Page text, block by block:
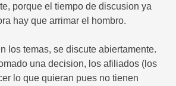
porque el tiempo de discusion ya
hay que arrimar el hombro.
los temas, se discute abiertamente.
una decision, los afiliados (los
lo que quieran pues no tienen